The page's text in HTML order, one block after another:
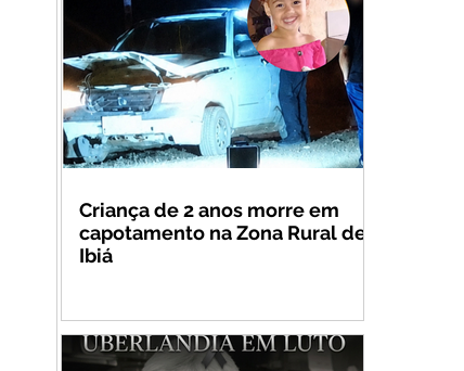
Criança de 2 anos morre em
capotamento na Zona Rural de
Ibiá